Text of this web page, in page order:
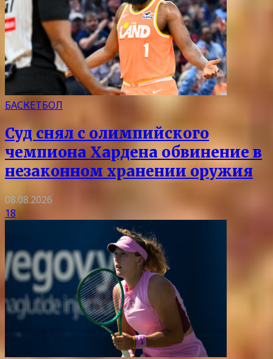
БАСКЕТБОЛ
Суд снял с олимпийского
чемпиона Хардена обвинение в
незаконном хранении оружия
08.08.2026
18